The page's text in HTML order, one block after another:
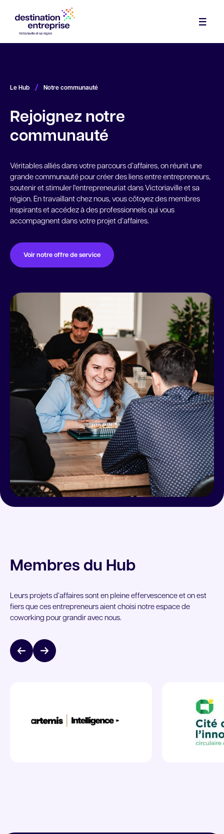
Repreneuriat
Financement
Mentorat
Main-d’œuvre
Parcs industriels
Location de locaux
Agroalimentaire
Tourisme
Le Hub
Notre communauté
Calendrier des activités
Équipe
Nous joindre
Actualités et outils
Le Hub / Notre communauté
Rejoignez notre
communauté
Véritables alliés dans votre parcours d’affaires, on réunit une
grande communauté pour créer des liens entre entrepreneurs,
soutenir et stimuler l'entrepreneuriat dans Victoriaville et sa
région. En travaillant chez nous, vous côtoyez des membres
inspirants et accédez à des professionnels qui vous
accompagnent dans votre projet d’affaires.
Voir notre offre de service
Membres du Hub
Leurs projets d’affaires sont en pleine effervescence et on est
fiers que ces entrepreneurs aient choisi notre espace de
coworking pour grandir avec nous.